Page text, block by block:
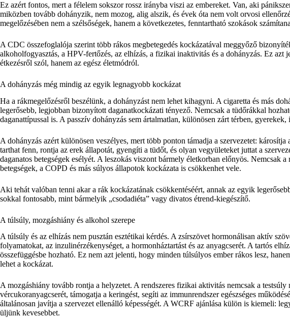
Ez azért fontos, mert a félelem sokszor rossz irányba viszi az embereket. Van, aki
miközben tovább dohányzik, nem mozog, alig alszik, és évek óta nem volt orvosi
megelőzésében nem a szélsőségek, hanem a következetes, fenntartható szokások
A CDC összefoglalója szerint több rákos megbetegedés kockázatával meggyőző
alkoholfogyasztás, a HPV-fertőzés, az elhízás, a fizikai inaktivitás és a dohányzás. Ez azt
étkezésről szól, hanem az egész életmódról.
A dohányzás még mindig az egyik legnagyobb kockázat
Ha a rákmegelőzésről beszélünk, a dohányzást nem lehet kihagyni. A cigaretta és más
legerősebb, legjobban bizonyított daganatkockázati tényező. Nemcsak a tüdőrákkal
daganattípussal is. A passzív dohányzás sem ártalmatlan, különösen zárt térben,
A dohányzás azért különösen veszélyes, mert több ponton támadja a szervezetet:
tarthat fenn, rontja az erek állapotát, gyengíti a tüdőt, és olyan vegyületeket juttat a
daganatos betegségek esélyét. A leszokás viszont bármely életkorban előnyös. Nemcsak a
betegségek, a COPD és más súlyos állapotok kockázata is csökkenhet vele.
Aki tehát valóban tenni akar a rák kockázatának csökkentéséért, annak az egyik
sokkal fontosabb, mint bármelyik „csodadiéta” vagy divatos étrend-kiegészítő.
A túlsúly, mozgáshiány és alkohol szerepe
A túlsúly és az elhízás nem pusztán esztétikai kérdés. A zsírszövet hormonálisan aktív
folyamatokat, az inzulinérzékenységet, a hormonháztartást és az anyagcserét. A tartós
összefüggésbe hozható. Ez nem azt jelenti, hogy minden túlsúlyos ember rákos lesz,
lehet a kockázat.
A mozgáshiány tovább rontja a helyzetet. A rendszeres fizikai aktivitás nemcsak a
vércukoranyagcserét, támogatja a keringést, segíti az immunrendszer egészséges
általánosan javítja a szervezet ellenálló képességét. A WCRF ajánlása külön is kiemeli:
üljünk kevesebbet.